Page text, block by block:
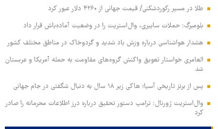
طلا در مسیر رکوردشکنی/ قیمت جهانی از ۴۲۶۰ دلار عبور کرد
بلومبرگ: حملات سایبری، وال‌استریت را در وضعیت آماده‌باش قرار داد
هشدار هواشناسی درباره وزش باد شدید و گردوخاک در مناطق مختلف کشور
العامری خواستار تعویق واکنش گروه‌های مقاومت به حمله آمریکا و عربستان
شد
پس از برنز تاریخی آسیا؛ هاکی زیر ۱۸ سال به دنبال شگفتی در جام جهانی
وال‌استریت ژورنال: ترامپ دستور تحقیق درباره درز اطلاعات محرمانه را صادر
کرد